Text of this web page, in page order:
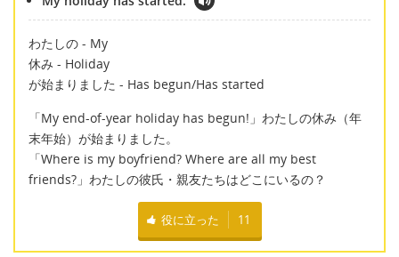
わたしの - My
休み - Holiday
が始まりました - Has begun/Has started
「My end-of-year holiday has begun!」わたしの休み（年
末年始）が始まりました。
「Where is my boyfriend? Where are all my best
friends?」わたしの彼氏・親友たちはどこにいるの？
役に立った 11